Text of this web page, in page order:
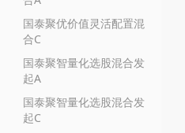
国泰聚优价值灵活配置混
合C
国泰聚智量化选股混合发
起A
国泰聚智量化选股混合发
起C